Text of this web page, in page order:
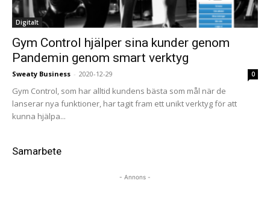
Digitalt
Gym Control hjälper sina kunder genom
Pandemin genom smart verktyg
Sweaty Business - 2020-12-29 0
Gym Control, som har alltid kundens bästa som mål när de
lanserar nya funktioner, har tagit fram ett unikt verktyg för att
kunna hjälpa...
Samarbete
- Annons -